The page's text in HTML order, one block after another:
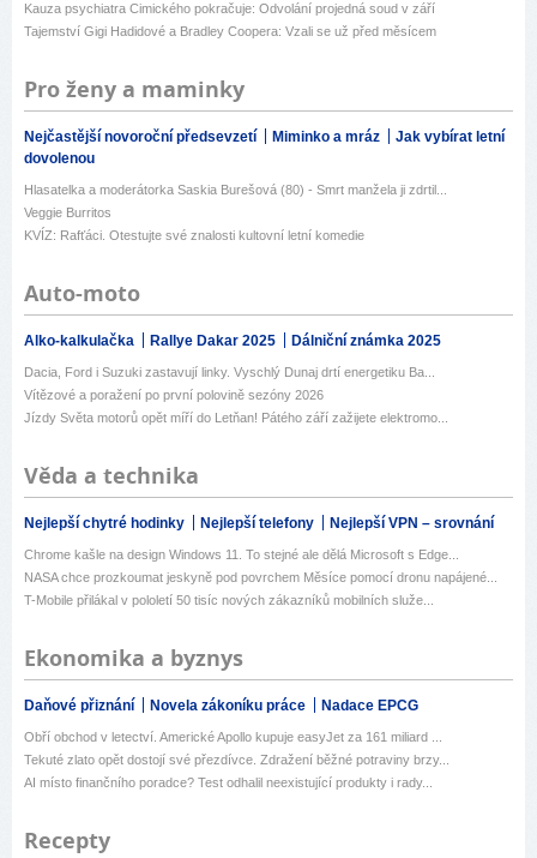
Kauza psychiatra Cimického pokračuje: Odvolání projedná soud v září
Tajemství Gigi Hadidové a Bradley Coopera: Vzali se už před měsícem
Pro ženy a maminky
Nejčastější novoroční předsevzetí Miminko a mráz
Jak vybírat letní
dovolenou
Hlasatelka a moderátorka Saskia Burešová (80) - Smrt manžela ji zdrtil...
Veggie Burritos
KVÍZ: Rafťáci. Otestujte své znalosti kultovní letní komedie
Auto-moto
Alko-kalkulačka Rallye Dakar 2025 Dálniční známka 2025
Dacia, Ford i Suzuki zastavují linky. Vyschlý Dunaj drtí energetiku Ba...
Vítězové a poražení po první polovině sezóny 2026
Jízdy Světa motorů opět míří do Letňan! Pátého září zažijete elektromo...
Věda a technika
Nejlepší chytré hodinky Nejlepší telefony Nejlepší VPN – srovnání
Chrome kašle na design Windows 11. To stejné ale dělá Microsoft s Edge...
NASA chce prozkoumat jeskyně pod povrchem Měsíce pomocí dronu napájené...
T-Mobile přilákal v pololetí 50 tisíc nových zákazníků mobilních služe...
Ekonomika a byznys
Daňové přiznání Novela zákoníku práce Nadace EPCG
Obří obchod v letectví. Americké Apollo kupuje easyJet za 161 miliard ...
Tekuté zlato opět dostojí své přezdívce. Zdražení běžné potraviny brzy...
AI místo finančního poradce? Test odhalil neexistující produkty i rady...
Recepty